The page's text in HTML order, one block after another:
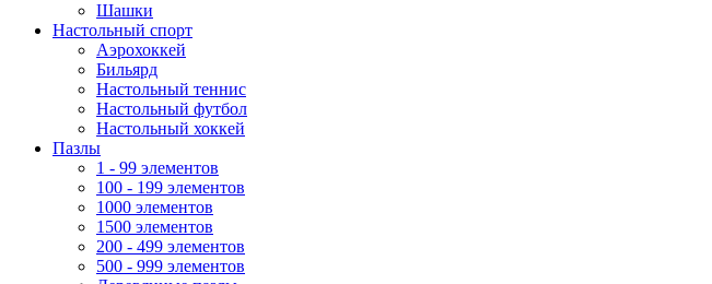
Шашки
Настольный спорт
Аэрохоккей
Бильярд
Настольный теннис
Настольный футбол
Настольный хоккей
Пазлы
1 - 99 элементов
100 - 199 элементов
1000 элементов
1500 элементов
200 - 499 элементов
500 - 999 элементов